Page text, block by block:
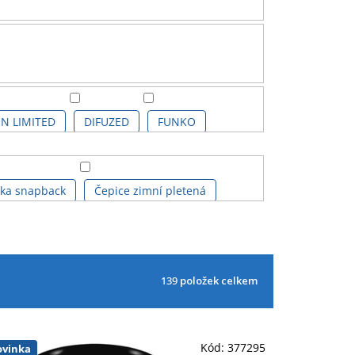
LIMITED DIFUZED FUNKO
STOR, S.L.
snapback Čepice zimní pletená
Kroužkový pořadač
139 položek celkem
Kód: 377295